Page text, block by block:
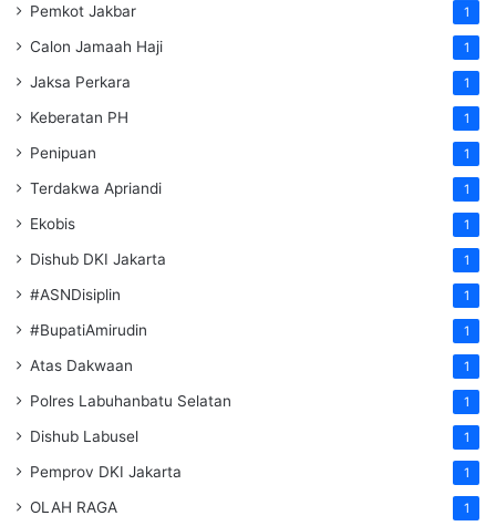
Pemkot Jakbar 1
Calon Jamaah Haji 1
Jaksa Perkara 1
Keberatan PH 1
Penipuan 1
Terdakwa Apriandi 1
Ekobis 1
Dishub DKI Jakarta 1
#ASNDisiplin 1
#BupatiAmirudin 1
Atas Dakwaan 1
Polres Labuhanbatu Selatan 1
Dishub Labusel 1
Pemprov DKI Jakarta 1
OLAH RAGA 1